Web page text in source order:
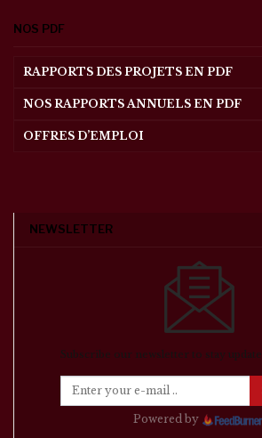
NOS PDF
RAPPORTS DES PROJETS EN PDF
NOS RAPPORTS ANNUELS EN PDF
OFFRES D’EMPLOI
NEWSLETTER
Subscribe our newsletter to stay
Powered by